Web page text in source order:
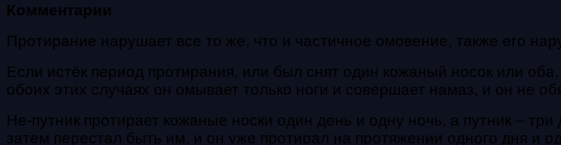
Комментарии
Протирание нарушает все то же, что и частичное омовение, также его
Если истёк период протирания, или был снят один кожаный носок или
обоих этих случаях он омывает только ноги и совершает намаз, и он не
Не-путник протирает кожаные носки один день и одну ночь, а путник –
затем перестал быть им, и он уже протирал на протяжении одного дня и